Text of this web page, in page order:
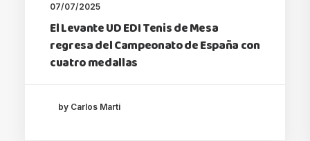
07/07/2025
El Levante UD EDI Tenis de Mesa
regresa del Campeonato de España con
cuatro medallas
by Carlos Marti